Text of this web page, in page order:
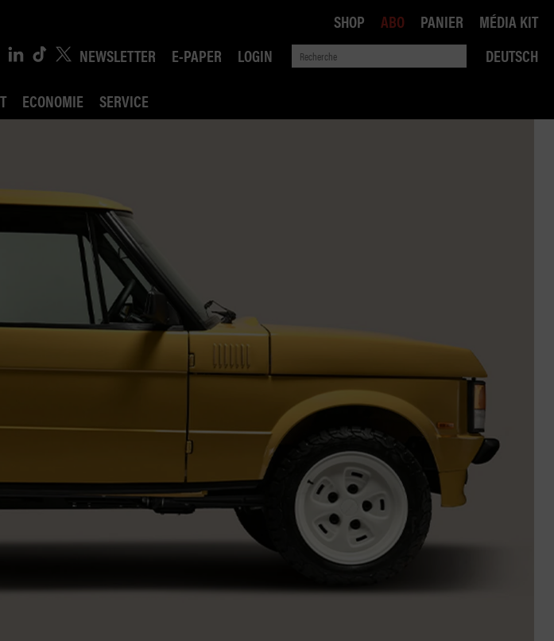
NEWSLETTER E-PAPER LOGIN
DEUTSCH
ECONOMIE SERVICE
COMPÉTITION
SHOP ABO PANIER MÉDIA KIT